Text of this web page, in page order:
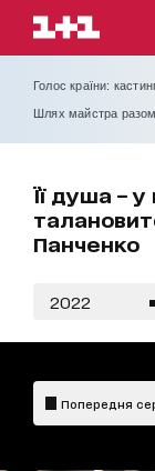
Голос країни:
Шлях майстра разом
Її душа – у
Панченко
2022
Попередня